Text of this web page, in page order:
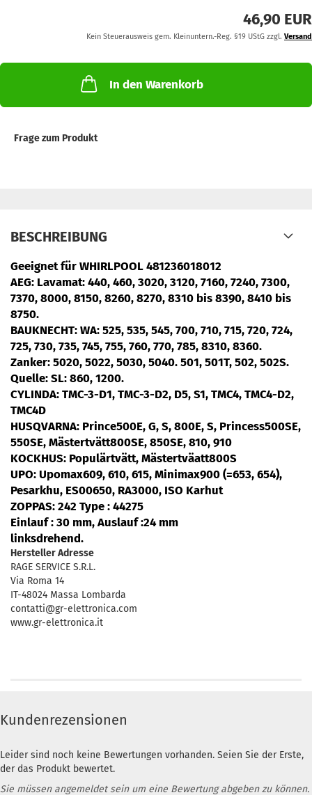
46,90 EUR
Kein Steuerausweis gem. Kleinuntern.-Reg. §19 UStG zzgl. Versand
In den Warenkorb
Frage zum Produkt
BESCHREIBUNG
Geeignet für WHIRLPOOL 481236018012
AEG: Lavamat: 440, 460, 3020, 3120, 7160, 7240, 7300,
7370, 8000, 8150, 8260, 8270, 8310 bis 8390, 8410 bis
8750.
BAUKNECHT: WA: 525, 535, 545, 700, 710, 715, 720, 724,
725, 730, 735, 745, 755, 760, 770, 785, 8310, 8360.
Zanker: 5020, 5022, 5030, 5040. 501, 501T, 502, 502S.
Quelle: SL: 860, 1200.
CYLINDA: TMC-3-D1, TMC-3-D2, D5, S1, TMC4, TMC4-D2,
TMC4D
HUSQVARNA: Prince500E, G, S, 800E, S, Princess500SE,
550SE, Mästertvätt800SE, 850SE, 810, 910
KOCKHUS: Populärtvätt, Mästertväatt800S
UPO: Upomax609, 610, 615, Minimax900 (=653, 654),
Pesarkhu, ES00650, RA3000, ISO Karhut
ZOPPAS: 242 Type : 44275
Einlauf : 30 mm, Auslauf :24 mm
linksdrehend.
Hersteller Adresse
RAGE SERVICE S.R.L.
Via Roma 14
IT-48024 Massa Lombarda
contatti@gr-elettronica.com
www.gr-elettronica.it
Kundenrezensionen
Leider sind noch keine Bewertungen vorhanden. Seien Sie der Erste,
der das Produkt bewertet.
Sie müssen angemeldet sein um eine Bewertung abgeben zu können.